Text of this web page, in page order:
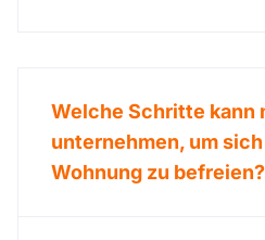
Welche Schritte kann
unternehmen, um
Wohnung zu befreien?